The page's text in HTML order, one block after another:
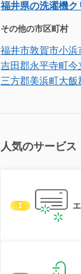
福井県の洗濯機ク
その他の市区町村
福井市敦賀市小浜
吉田郡永平寺町今
三方郡美浜町大飯
人気のサービス
1